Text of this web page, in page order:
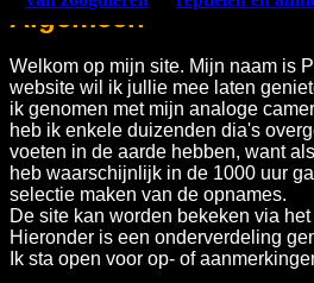
Algemeen
Welkom op mijn site. Mijn naam is
website wil ik jullie mee laten
ik genomen met mijn analoge
heb ik enkele duizenden dia's
voeten in de aarde hebben, want
heb waarschijnlijk in de 1000 uur
selectie maken van de opnames.
De site kan worden bekeken via
Hieronder is een onderverdeling
Ik sta open voor op- of